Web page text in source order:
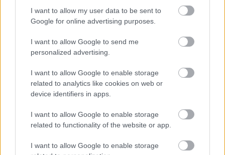
I want to allow my user data to be sent to
Google for online advertising purposes.
I want to allow Google to send me
personalized advertising.
I want to allow Google to enable storage
related to analytics like cookies on web or
device identifiers in apps.
I want to allow Google to enable storage
related to functionality of the website or app.
I want to allow Google to enable storage
PCW.pro
Pócs János szuperkém lett:
kamerás Meta-szemüvegben ült
be a Parlamentbe
Egy felmérés szerint nagyon
hűségesek az iPhone-osok,
nagyon kevesen akarnak
androidra váltani
Most már hivatalos: kivonul